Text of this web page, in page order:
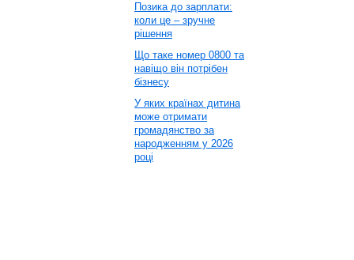
Позика до зарплати:
коли це – зручне
рішення
Що таке номер 0800 та
навіщо він потрібен
бізнесу
У яких країнах дитина
може отримати
громадянство за
народженням у 2026
році